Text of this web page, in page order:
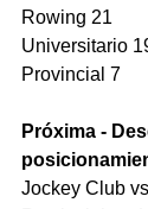
Rowing 21
Universitario
Provincial 7
Próxima -
Jockey Club